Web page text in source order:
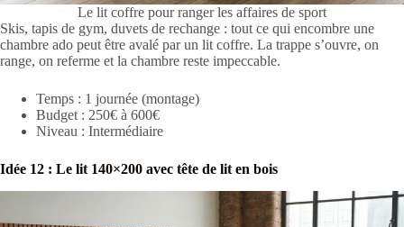
Le lit coffre pour ranger les affaires de sport
Skis, tapis de gym, duvets de rechange : tout ce qui encombre une
chambre ado peut être avalé par un lit coffre. La trappe s’ouvre, on
range, on referme et la chambre reste impeccable.
Temps : 1 journée (montage)
Budget : 250€ à 600€
Niveau : Intermédiaire
Idée 12 : Le lit 140×200 avec tête de lit en bois